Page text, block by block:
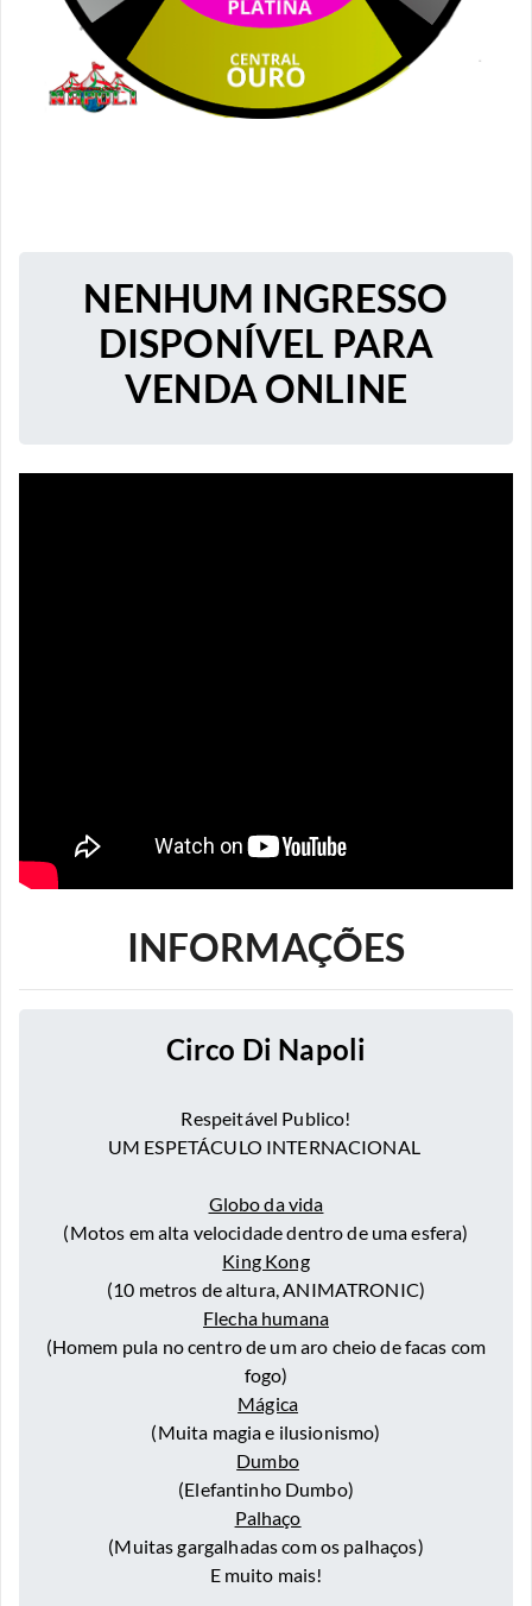
NENHUM INGRESSO
DISPONÍVEL PARA
VENDA ONLINE
INFORMAÇÕES
Circo Di Napoli
Respeitável Publico!
UM ESPETÁCULO INTERNACIONAL
Globo da vida
(Motos em alta velocidade dentro de uma esfera)
King Kong
(10 metros de altura, ANIMATRONIC)
Flecha humana
(Homem pula no centro de um aro cheio de facas com
fogo)
Mágica
(Muita magia e ilusionismo)
Dumbo
(Elefantinho Dumbo)
Palhaço
(Muitas gargalhadas com os palhaços)
E muito mais!